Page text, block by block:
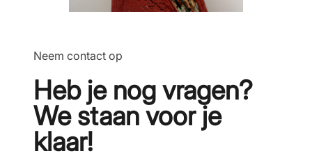
Neem contact op
Heb je nog vragen?
We staan voor je
klaar!